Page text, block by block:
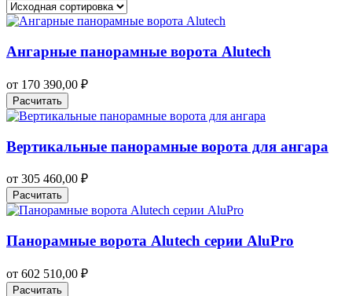
Ангарные панорамные ворота Alutech
от 170 390,00 ₽
Расчитать
Вертикальные панорамные ворота для ангара
от 305 460,00 ₽
Расчитать
Панорамные ворота Alutech серии AluPro
от 602 510,00 ₽
Расчитать